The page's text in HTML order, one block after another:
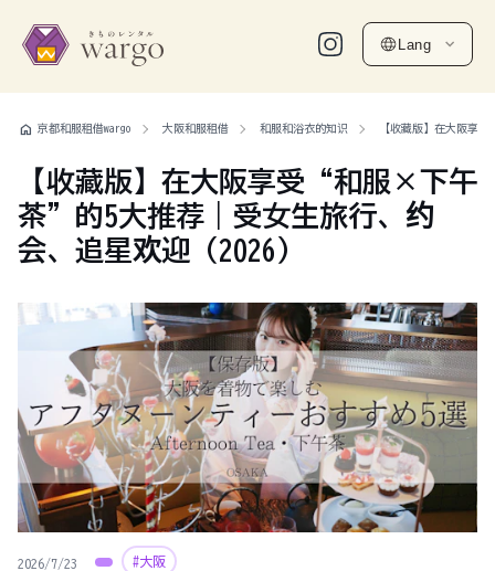
Lang
home 京都和服租借wargo 大阪和服租借 和服和浴衣的知识 【收藏版】在大阪享
【收藏版】在大阪享受“和服×下午
茶”的5大推荐｜受女生旅行、约
会、追星欢迎（2026）
2026/7/23 #大阪